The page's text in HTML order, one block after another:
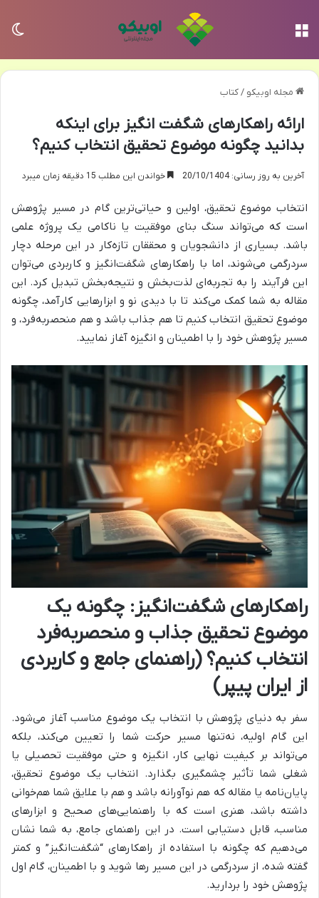
مجله اوبیکو /کتاب
ارائه راهکارهای شگفت انگیز برای اینکه
بدانید چگونه موضوع تحقیق انتخاب کنیم؟
آخرین به روز رسانی: 20/10/1404 خواندن این مطلب 15 دقیقه زمان میبرد
انتخاب موضوع تحقیق، اولین و حیاتی‌ترین گام در مسیر پژوهش
است که می‌تواند سنگ بنای موفقیت یا ناکامی یک پروژه علمی
باشد. بسیاری از دانشجویان و محققان تازه‌کار در این مرحله دچار
سردرگمی می‌شوند، اما با راهکارهای شگفت‌انگیز و کاربردی می‌توان
این فرآیند را به تجربه‌ای لذت‌بخش و نتیجه‌بخش تبدیل کرد. این
مقاله به شما کمک می‌کند تا با دیدی نو و ابزارهایی کارآمد، چگونه
موضوع تحقیق انتخاب کنیم تا هم جذاب باشد و هم منحصربه‌فرد، و
مسیر پژوهش خود را با اطمینان و انگیزه آغاز نمایید.
راهکارهای شگفت‌انگیز: چگونه یک
موضوع تحقیق جذاب و منحصربه‌فرد
انتخاب کنیم؟ (راهنمای جامع و کاربردی
از ایران پیپر)
سفر به دنیای پژوهش با انتخاب یک موضوع مناسب آغاز می‌شود.
این گام اولیه، نه‌تنها مسیر حرکت شما را تعیین می‌کند، بلکه
می‌تواند بر کیفیت نهایی کار، انگیزه و حتی موفقیت تحصیلی یا
شغلی شما تأثیر چشمگیری بگذارد. انتخاب یک موضوع تحقیق،
پایان‌نامه یا مقاله که هم نوآورانه باشد و هم با علایق شما هم‌خوانی
داشته باشد، هنری است که با راهنمایی‌های صحیح و ابزارهای
مناسب، قابل دستیابی است. در این راهنمای جامع، به شما نشان
می‌دهیم که چگونه با استفاده از راهکارهای “شگفت‌انگیز” و کمتر
گفته شده، از سردرگمی در این مسیر رها شوید و با اطمینان، گام اول
پژوهش خود را بردارید.